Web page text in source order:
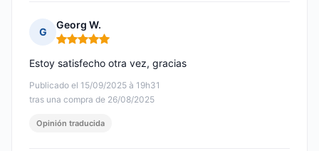
G
Georg W.
Nota: 5 de 5
Publicado el 15/09/2025 à 19h31
tras una compra de 26/08/2025
Estoy satisfecho otra vez, gracias
Opinión traducida